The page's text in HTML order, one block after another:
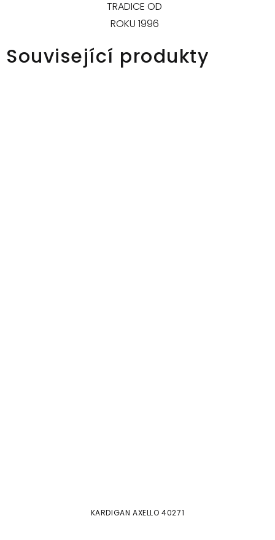
TRADICE OD
ROKU 1996
Související produkty
KARDIGAN AXELLO 40271